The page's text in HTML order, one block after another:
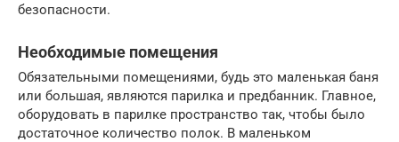
безопасности.
Необходимые помещения
Обязательными помещениями, будь это маленькая баня
или большая, являются парилка и предбанник. Главное,
оборудовать в парилке пространство так, чтобы было
достаточное количество полок. В маленьком